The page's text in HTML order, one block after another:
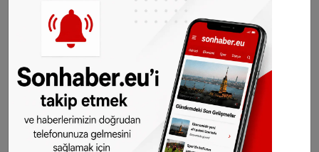
Bu karara karşı 19 Mayıs Cumartesi saat
15.00'e kadar Ankara İl Seçim Kurulu
Başkanlığına yapılan itirazlar, Ankara İl Seçim
Kurulu tarafından 19 Mayıs Cumartesi saat
23.59'a kadar karara bağlanacak.